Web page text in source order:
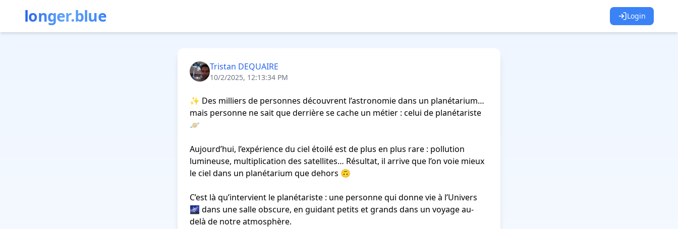
longer.blue Login
Tristan DEQUAIRE
10/2/2025, 12:13:34 PM
✨ Des milliers de personnes découvrent l’astronomie dans un planétarium…
mais personne ne sait que derrière se cache un métier : celui de planétariste
🪐
Aujourd’hui, l’expérience du ciel étoilé est de plus en plus rare : pollution
lumineuse, multiplication des satellites… Résultat, il arrive que l’on voie mieux
le ciel dans un planétarium que dehors 🙃
C’est là qu’intervient le planétariste : une personne qui donne vie à l’Univers
🌌 dans une salle obscure, en guidant petits et grands dans un voyage au-
delà de notre atmosphère.